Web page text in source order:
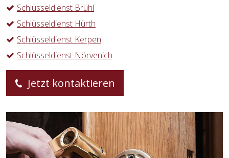
Schlüsseldienst Brühl
Schlüsseldienst Hürth
Schlüsseldienst Kerpen
Schlüsseldienst Nörvenich
Jetzt kontaktieren